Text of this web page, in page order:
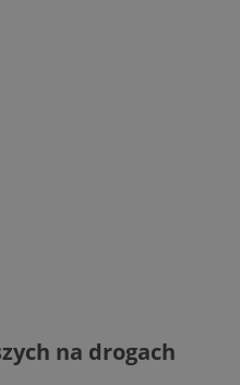
na drogach